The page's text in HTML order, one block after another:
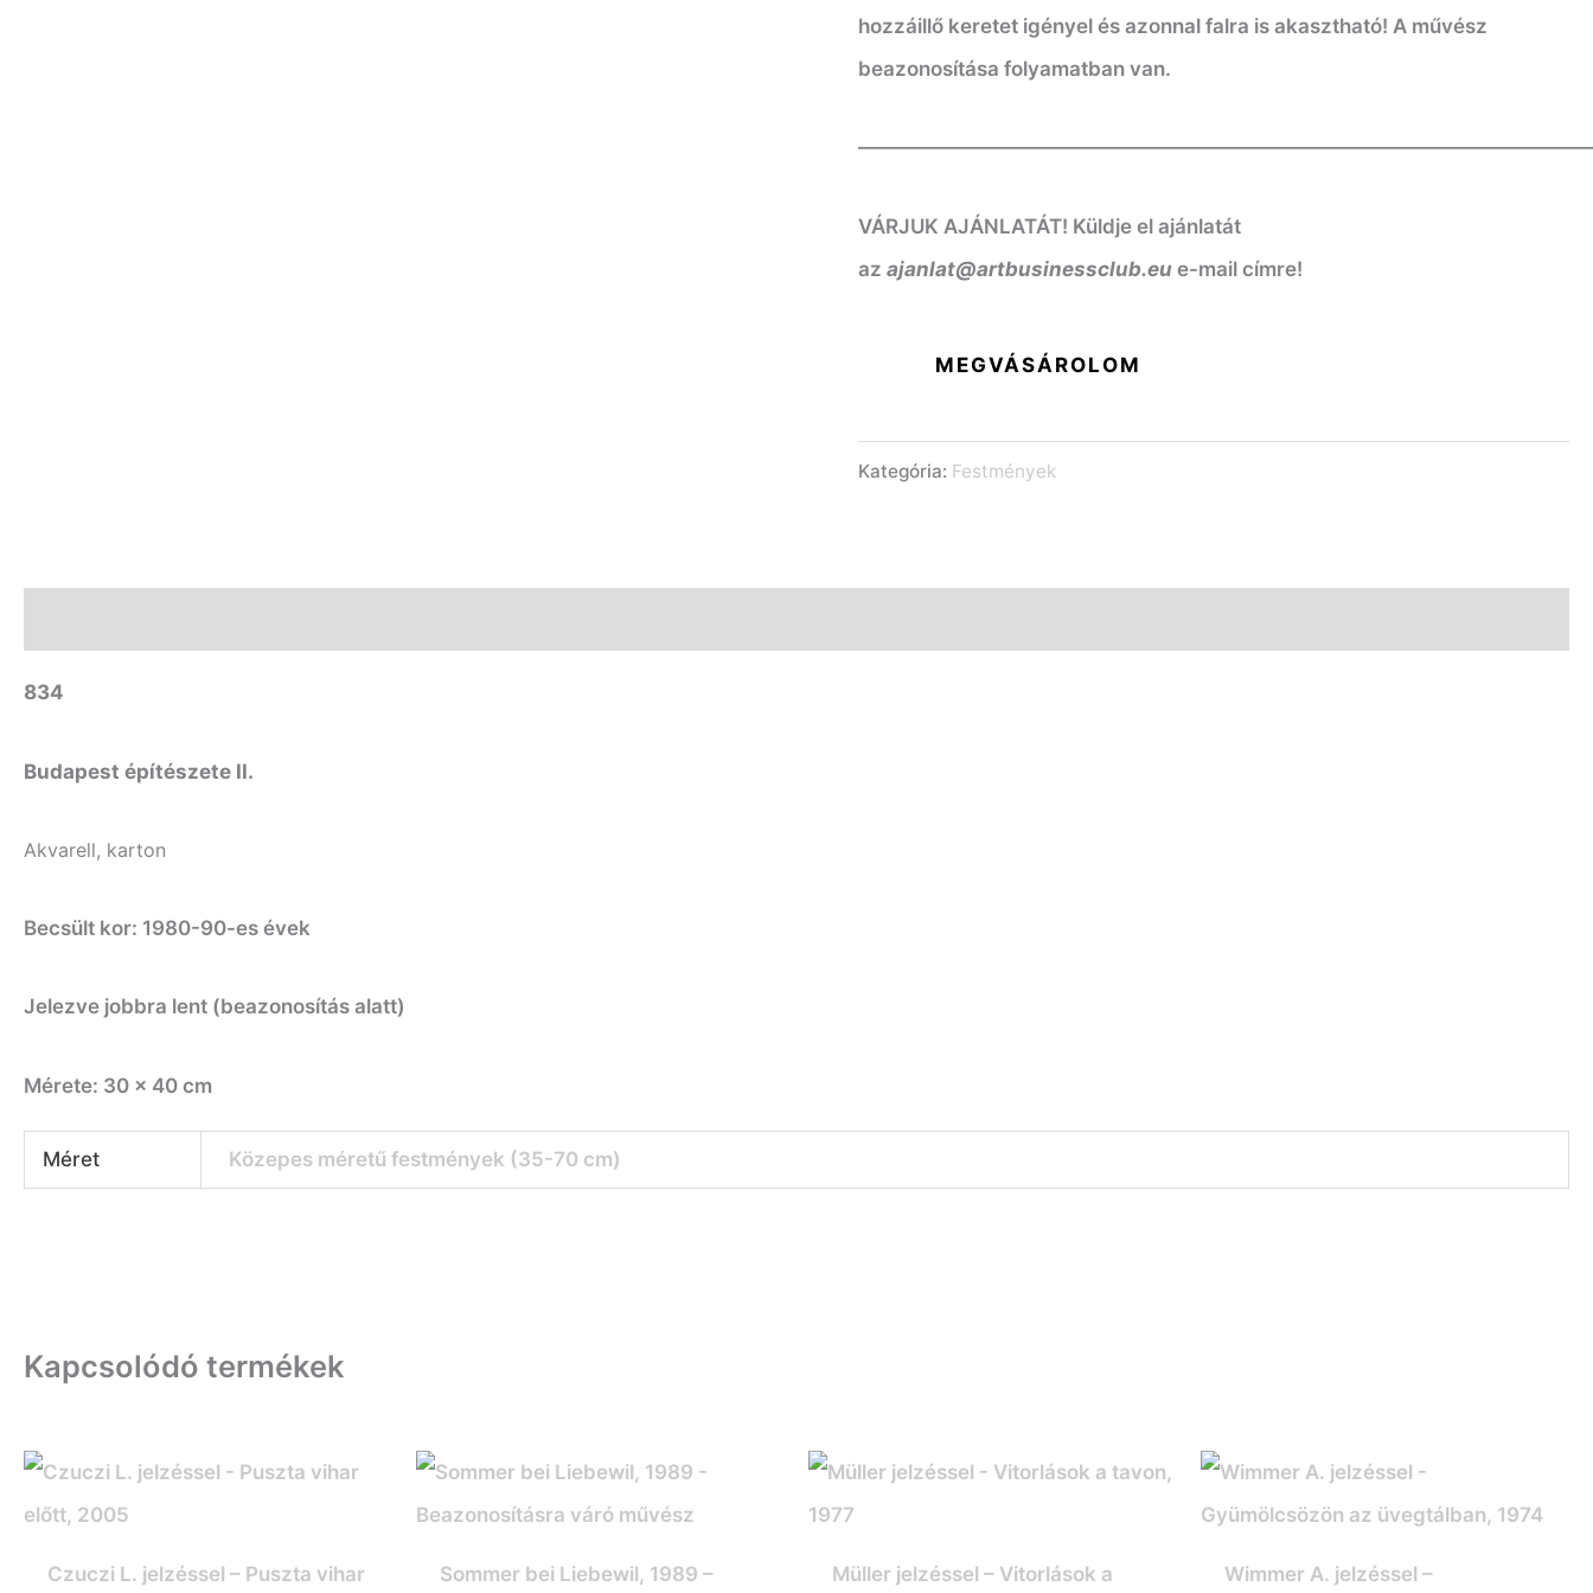
hozzáillő keretet igényel és azonnal falra is akasztható! A művész
beazonosítása folyamatban van.
VÁRJUK AJÁNLATÁT! Küldje el ajánlatát
azajanlat@artbusinessclub.eu e-mail címre!
MEGVÁSÁROLOM
Kategória: Festmények
834
Budapest építészete II.
Akvarell, karton
Becsült kor: 1980-90-es évek
Jelezve jobbra lent (beazonosítás alatt)
Mérete: 30 x 40 cm
Méret Közepes méretű festmények (35-70 cm)
Kapcsolódó termékek
Czuczi L. jelzéssel – Puszta vihar Sommer bei Liebewil, 1989 – Müller jelzéssel – Vitorlások a Wimmer A. jelzéssel –